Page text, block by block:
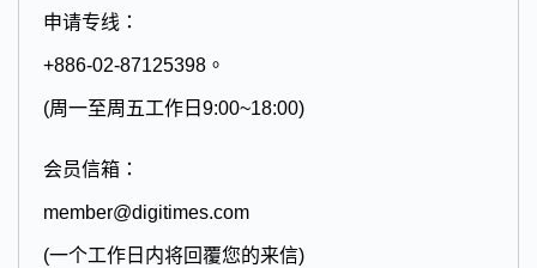
申请专线：
+886-02-87125398。
(周一至周五工作日9:00~18:00)
会员信箱：
member@digitimes.com
(一个工作日内将回覆您的来信)